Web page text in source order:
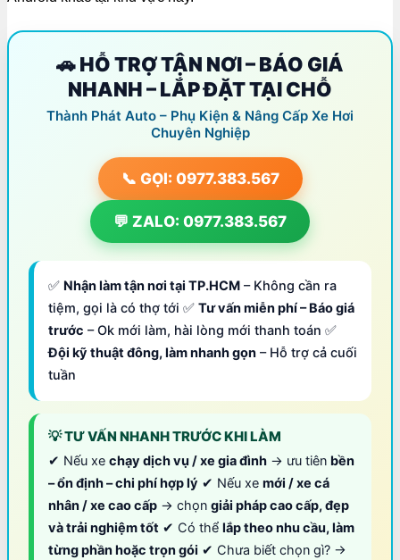
🚗 HỖ TRỢ TẬN NƠI – BÁO GIÁ
NHANH – LẮP ĐẶT TẠI CHỖ
Thành Phát Auto – Phụ Kiện & Nâng Cấp Xe Hơi
Chuyên Nghiệp
📞 GỌI: 0977.383.567
💬 ZALO: 0977.383.567
✅ Nhận làm tận nơi tại TP.HCM – Không cần ra
tiệm, gọi là có thợ tới ✅ Tư vấn miễn phí – Báo giá
trước – Ok mới làm, hài lòng mới thanh toán ✅
Đội kỹ thuật đông, làm nhanh gọn – Hỗ trợ cả cuối
tuần
💡 TƯ VẤN NHANH TRƯỚC KHI LÀM
✔ Nếu xe chạy dịch vụ / xe gia đình → ưu tiên bền
– ổn định – chi phí hợp lý ✔ Nếu xe mới / xe cá
nhân / xe cao cấp → chọn giải pháp cao cấp, đẹp
và trải nghiệm tốt ✔ Có thể lắp theo nhu cầu, làm
từng phần hoặc trọn gói ✔ Chưa biết chọn gì? →